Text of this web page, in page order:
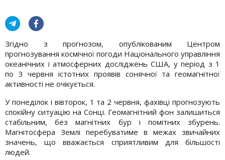
Згідно з прогнозом, опублікованим Центром
прогнозування космічної погоди Національного управління
океанічних і атмосферних досліджень США, у період з 1
по 3 червня істотних проявів сонячної та геомагнітної
активності не очікується.
У понеділок і вівторок, 1 та 2 червня, фахівці прогнозують
спокійну ситуацію на Сонці. Геомагнітний фон залишиться
стабільним, без магнітних бур і помітних збурень.
Магнітосфера Землі перебуватиме в межах звичайних
значень, що вважається сприятливим для більшості
людей.